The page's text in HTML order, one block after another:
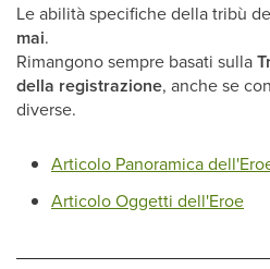
Le abilità specifiche della tribù
mai.
Rimangono sempre basati sulla
della registrazione, anche se
diverse.
Articolo Panoramica
Articolo Oggetti dell'Eroe